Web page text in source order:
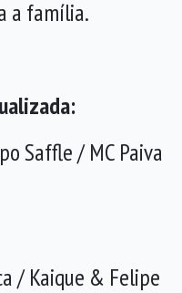
a família.
Saffle / MC Paiva
/ Kaique & Felipe